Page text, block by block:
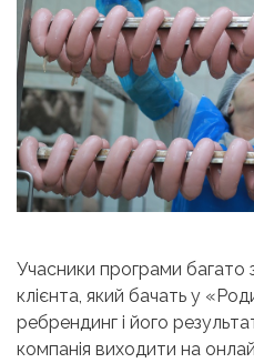
Учасники програми
клієнта, який бачать у
ребрендинг і його
компанія виходити на